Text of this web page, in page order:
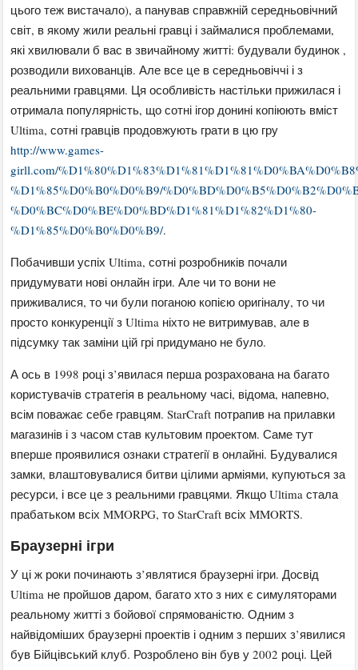
цього теж вистачало), а панував справжній середньовічний
світ, в якому жили реальні гравці і займалися проблемами,
які хвилювали б вас в звичайному житті: будували будинок ,
розводили вихованців. Але все це в середньовіччі і з
реальними гравцями. Ця особливість настільки прижилася і
отримала популярність, що сотні ігор донині копіюють вміст
Ultima, сотні гравців продовжують грати в цю гру
http://www.games-
girll.com/
%D1%85%D0%B0%D0%B9/
%D0%BC%D0%BE%D0%BD%D1%81%D1%82%D1%80-
%D1%85%D0%B0%D0%B9/.
Побачивши успіх Ultima, сотні розробників почали
придумувати нові онлайн ігри. Але чи то вони не
приживалися, то чи були поганою копією оригіналу, то чи
просто конкуренції з Ultima ніхто не витримував, але в
підсумку так заміни цій грі придумано не було.
А ось в 1998 році з’явилася перша розрахована на багато
користувачів стратегія в реальному часі, відома, напевно,
всім поважає себе гравцям. StarCraft потрапив на прилавки
магазинів і з часом став культовим проектом. Саме тут
вперше проявилися ознаки стратегії в онлайні. Будувалися
замки, влаштовувалися битви цілими арміями, купуються за
ресурси, і все це з реальними гравцями. Якщо Ultima стала
прабатьком всіх MMORPG, то StarCraft всіх MMORTS.
Браузерні ігри
У ці ж роки починають з’являтися браузерні ігри. Досвід
Ultima не пройшов даром, багато хто з них є симуляторами
реальному житті з бойової спрямованістю. Одним з
найвідоміших браузерні проектів і одним з перших з’явилися
був Бійцівський клуб. Розроблено він був у 2002 році. Цей